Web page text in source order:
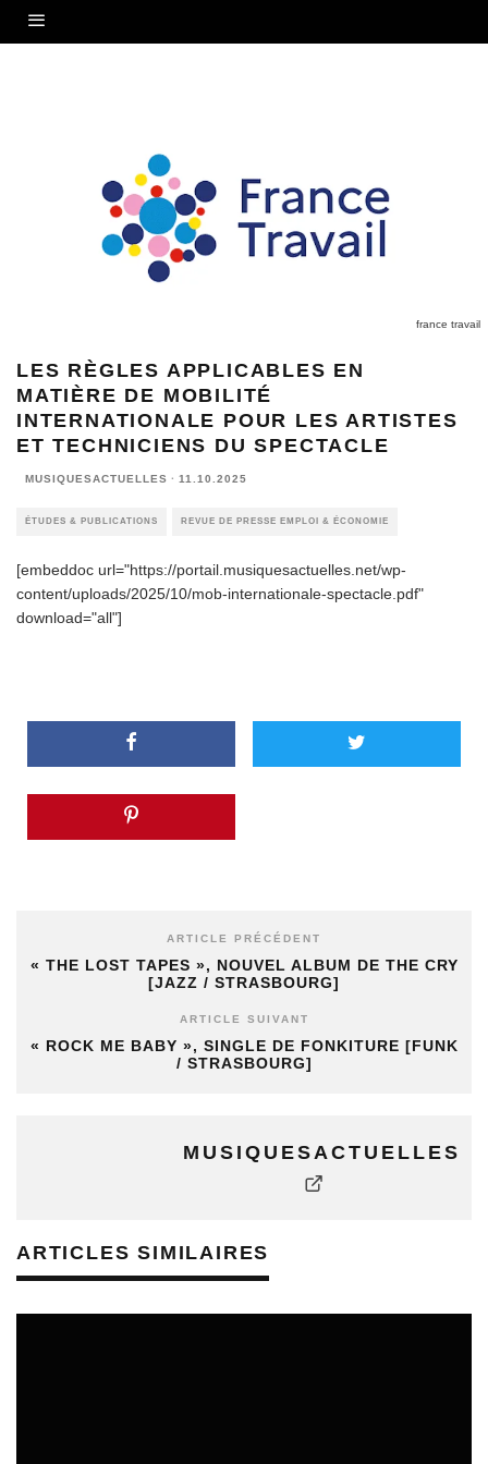
france travail
LES RÈGLES APPLICABLES EN
MATIÈRE DE MOBILITÉ
INTERNATIONALE POUR LES ARTISTES
ET TECHNICIENS DU SPECTACLE
MUSIQUESACTUELLES · 11.10.2025
ÉTUDES & PUBLICATIONS REVUE DE PRESSE EMPLOI & ÉCONOMIE
[embeddoc url="https://portail.musiquesactuelles.net/wp-
content/uploads/2025/10/mob-internationale-spectacle.pdf"
download="all"]
ARTICLE PRÉCÉDENT
« THE LOST TAPES », NOUVEL ALBUM DE THE CRY
[JAZZ / STRASBOURG]
ARTICLE SUIVANT
« ROCK ME BABY », SINGLE DE FONKITURE [FUNK
/ STRASBOURG]
MUSIQUESACTUELLES
ARTICLES SIMILAIRES